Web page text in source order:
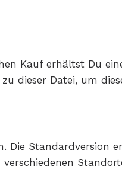
Kauf erhältst Du
dieser Datei, um
Die Standardversion